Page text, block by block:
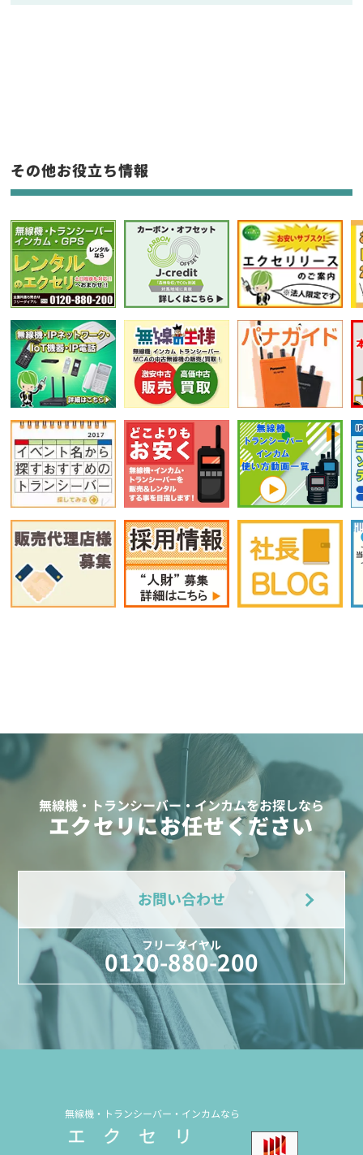
フリーワード入力(製品名等)
選択条件をリセット
その他お役立ち情報
無線機・トランシーバー・インカムをお探しなら
エクセリにお任せください
お問い合わせ
フリーダイヤル
0120-880-200
無線機・トランシーバー・インカムなら